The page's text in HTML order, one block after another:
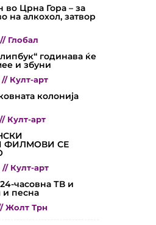
во Црна Гора – за
на алкохол, затвор
// Глобал
годинава ќе
и збуни
// Култ-арт
колонија
// Култ-арт
ФИЛМОВИ СЕ
// Култ-арт
часовна ТВ и
и песна
Жолт Трн